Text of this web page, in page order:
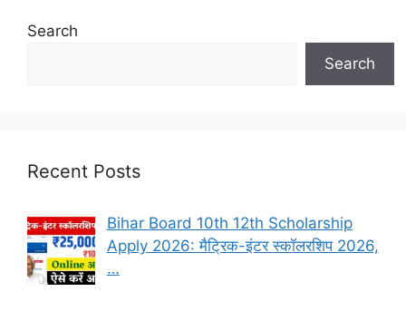
Search
Search
Recent Posts
Bihar Board 10th 12th Scholarship
Apply 2026: मैट्रिक-इंटर स्कॉलरशिप 2026,
…